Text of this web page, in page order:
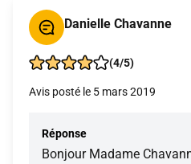
Danielle Chavanne
(4/5)
Avis posté le 5 mars 2019
Réponse
Bonjour Madame